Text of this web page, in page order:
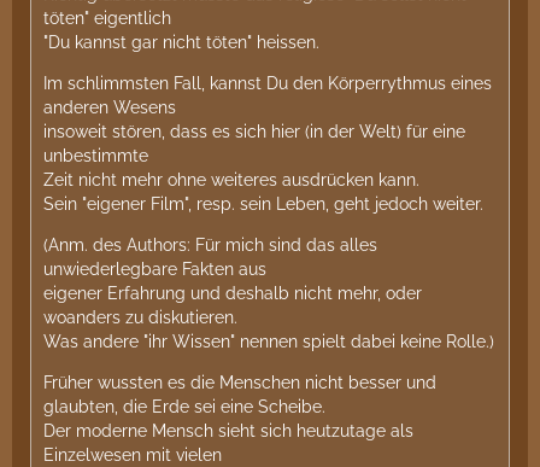
töten" eigentlich
"Du kannst gar nicht töten" heissen.
Im schlimmsten Fall, kannst Du den Körperrythmus eines
anderen Wesens
insoweit stören, dass es sich hier (in der Welt) für eine
unbestimmte
Zeit nicht mehr ohne weiteres ausdrücken kann.
Sein "eigener Film", resp. sein Leben, geht jedoch weiter.
(Anm. des Authors: Für mich sind das alles
unwiederlegbare Fakten aus
eigener Erfahrung und deshalb nicht mehr, oder
woanders zu diskutieren.
Was andere "ihr Wissen" nennen spielt dabei keine Rolle.)
Früher wussten es die Menschen nicht besser und
glaubten, die Erde sei eine Scheibe.
Der moderne Mensch sieht sich heutzutage als
Einzelwesen mit vielen